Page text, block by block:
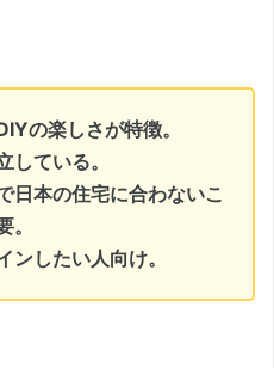
の楽しさが特徴。
している。
日本の住宅に合わないこ
したい人向け。